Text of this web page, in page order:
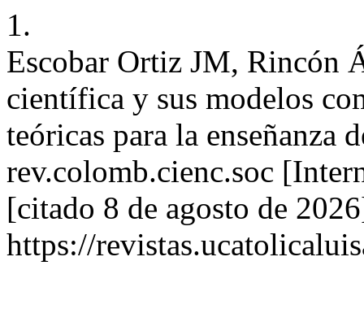
1.
Escobar Ortiz JM, Rincón
científica y sus modelos
teóricas para la enseñanza
rev.colomb.cienc.soc
[citado 8 de agosto de
https://